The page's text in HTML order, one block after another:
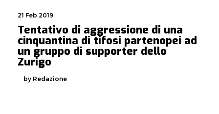
21 Feb 2019
Tentativo di aggressione di una
cinquantina di tifosi partenopei ad
un gruppo di supporter dello
Zurigo
by Redazione